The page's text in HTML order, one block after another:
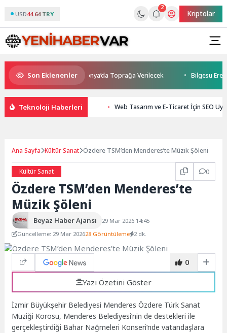
USD44.64 TRY
2
Kriptolar
Son Eklenenler
Kaybetti: Kuzey Makedonya’da Toprağa Verilecek Bilgesu Erenus
Teknoloji Haberleri Web Tasarım ve E-Ticaret İçin SEO
Ana Sayfa Kültür Sanat Özdere TSM’den Menderes’te Müzik Şöleni
Kültür Sanat 0
Özdere TSM’den Menderes’te
Müzik Şöleni
Beyaz Haber Ajansı
29 Mar 2026 14:45
Güncelleme: 29 Mar 202628 Görüntüleme 2 dk.
0
Yazı Özetini Göster
İzmir Büyükşehir Belediyesi Menderes Özdere Türk Sanat
Müziği Korosu, Menderes Belediyesi’nin de destekleri ile
gerçekleştirdiği Bahar Nağmeleri Konseri’nde vatandaşlara